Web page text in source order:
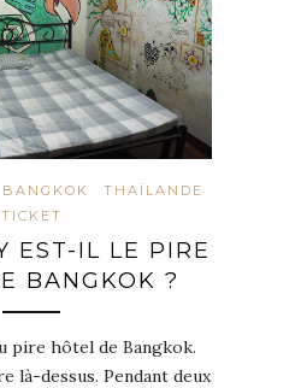
BANGKOK
THAÏLANDE
TICKET
EST-IL LE PIRE
BANGKOK ?
pire hôtel de Bangkok.
là-dessus. Pendant deux